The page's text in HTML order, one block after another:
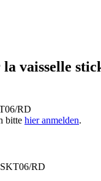
vaisselle
bitte hier anmelden.
SKT06/RD